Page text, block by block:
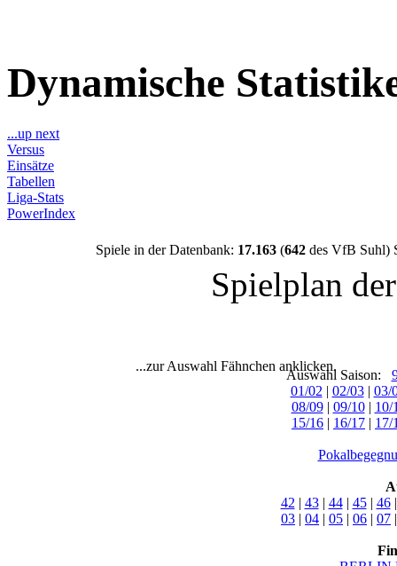
Dynamische
...up next
Versus
Einsätze
Tabellen
Liga-Stats
PowerIndex
Spiele in der Datenbank: 17.163(642des VfB Suhl)
Spielplan
...zur Auswahl Fähnchen anklicken.
Auswahl Saison:
01/02 | 02/03| 03/
08/09| 09/10| 10/
15/16 | 16/17 | 17/
42 | 43| 44| 45| 46
03 | 04 | 05 | 06 | 07